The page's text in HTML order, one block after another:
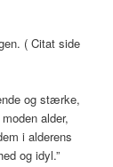
( Citat side
og stærke,
alder,
i alderens
og idyl.”